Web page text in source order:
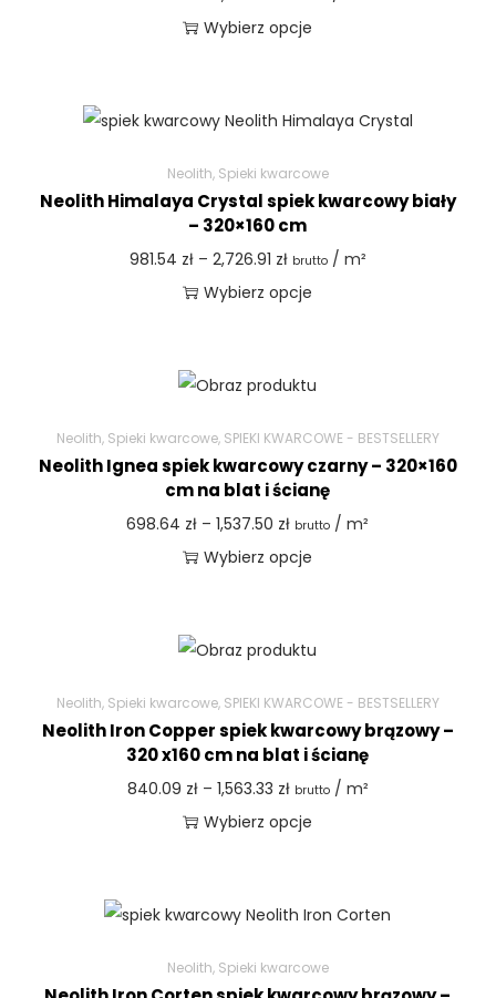
Wybierz opcje
Neolith, Spieki kwarcowe
Neolith Himalaya Crystal spiek kwarcowy biały
– 320×160 cm
981.54 zł – 2,726.91 zł brutto/ m²
Wybierz opcje
Neolith, Spieki kwarcowe, SPIEKI KWARCOWE - BESTSELLERY
Neolith Ignea spiek kwarcowy czarny – 320×160
cm na blat i ścianę
698.64 zł – 1,537.50 zł brutto / m²
Wybierz opcje
Neolith, Spieki kwarcowe, SPIEKI KWARCOWE - BESTSELLERY
Neolith Iron Copper spiek kwarcowy brązowy –
320 x160 cm na blat i ścianę
840.09 zł – 1,563.33 zł brutto/ m²
Wybierz opcje
Neolith, Spieki kwarcowe